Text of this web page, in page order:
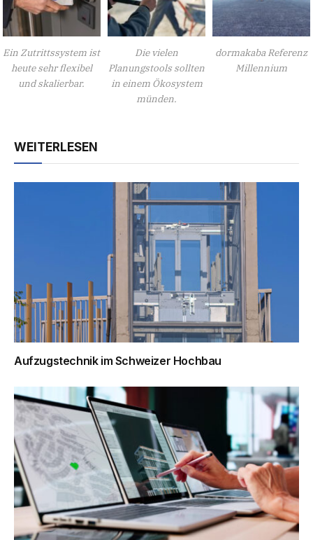
Ein Zutrittssystem ist
heute sehr flexibel
und skalierbar.
Die vielen
Planungstools sollten
in einem Ökosystem
münden.
dormakaba Referenz
Millennium
WEITERLESEN
Aufzugstechnik im Schweizer Hochbau